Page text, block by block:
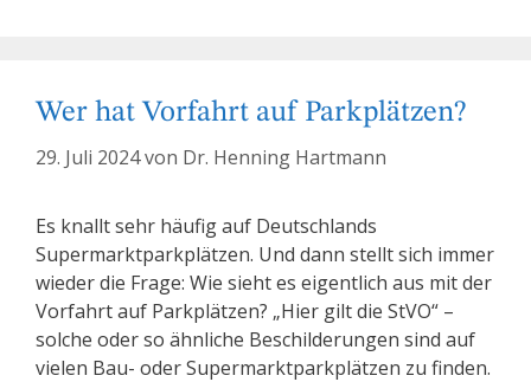
Wer hat Vorfahrt auf Parkplätzen?
29. Juli 2024von Dr. Henning Hartmann
Es knallt sehr häufig auf Deutschlands
Supermarktparkplätzen. Und dann stellt sich immer
wieder die Frage: Wie sieht es eigentlich aus mit der
Vorfahrt auf Parkplätzen? „Hier gilt die StVO“ –
solche oder so ähnliche Beschilderungen sind auf
vielen Bau- oder Supermarktparkplätzen zu finden.